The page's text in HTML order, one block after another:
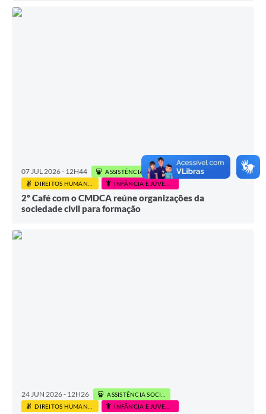
07 JUL 2026 - 12H44
ASSISTÊNCIA SOCIAL
DIREITOS HUMANOS E CIDADANIA
INFÂNCIA E JUVENTUDE
2º Café com o CMDCA reúne organizações da
sociedade civil para formação
24 JUN 2026 - 12H26
ASSISTÊNCIA SOCIAL
DIREITOS HUMANOS E CIDADANIA
INFÂNCIA E JUVENTUDE